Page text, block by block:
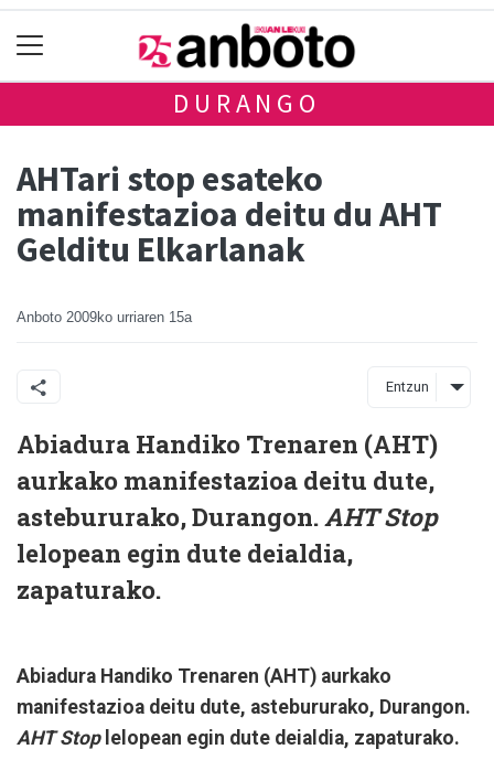
DURANGO
AHTari stop esateko
manifestazioa deitu du AHT
Gelditu Elkarlanak
Anboto 2009ko urriaren 15a
Entzun
Abiadura Handiko Trenaren (AHT)
aurkako manifestazioa deitu dute,
astebururako, Durangon.AHT Stop
lelopean egin dute deialdia,
zapaturako.
Abiadura Handiko Trenaren (AHT) aurkako
manifestazioa deitu dute, astebururako, Durangon.
AHT Stoplelopean egin dute deialdia, zapaturako.